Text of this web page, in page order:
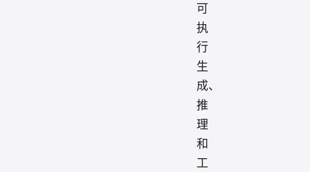
可
执
行
生
成、
推
理
和
工